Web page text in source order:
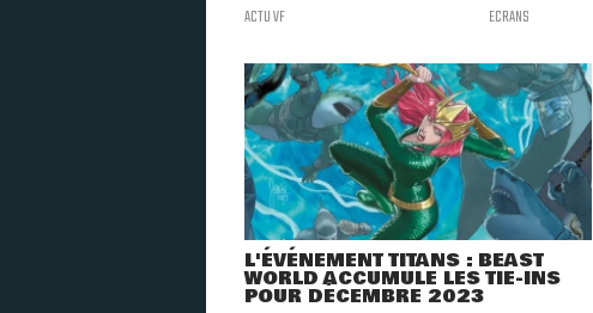
ACTU VF ECRANS
L'ÉVÉNEMENT TITANS : BEAST
WORLD ACCUMULE LES TIE-INS
POUR DÉCEMBRE 2023